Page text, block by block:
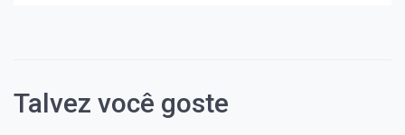
Talvez você goste